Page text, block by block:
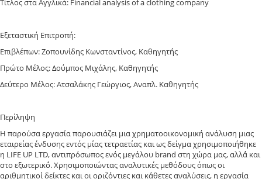
Τίτλος στα Αγγλικά: Financial analysis of a clothing company
Εξεταστική Επιτροπή:
Επιβλέπων: Ζοπουνίδης Κωνσταντίνος, Καθηγητής
Πρώτο Μέλος: Δούμπος Μιχάλης, Καθηγητής
Δεύτερο Μέλος: Ατσαλάκης Γεώργιος, Αναπλ. Καθηγητής
Περίληψη
Η παρούσα εργασία παρουσιάζει μια χρηματοοικονομική ανάλυση μιας
εταιρείας ένδυσης εντός μίας τετραετίας και ως δείγμα χρησιμοποιήθηκε
η LIFE UP LTD, αντιπρόσωπος ενός μεγάλου brand στη χώρα μας, αλλά́ και
στο εξωτερικό́. Χρησιμοποιώντας αναλυτικές μεθόδους όπως οι
αριθμητικοί δείκτες και οι οριζόντιες και κάθετες αναλύσεις, η εργασία